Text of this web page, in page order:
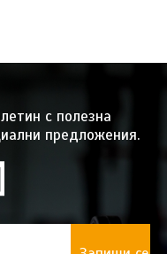
с полезна
предложения.